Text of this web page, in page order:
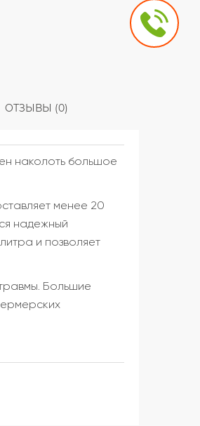
ОТЗЫВЫ (0)
наколоть большое
менее 20
надежный
и позволяет
Большие